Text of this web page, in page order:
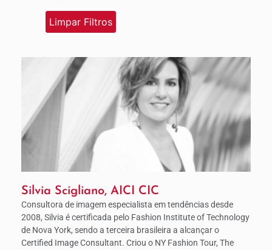
Silvia Scigliano, AICI CIC
Consultora de imagem especialista em tendências desde
2008, Silvia é certificada pelo Fashion Institute of Technology
de Nova York, sendo a terceira brasileira a alcançar o
Certified Image Consultant. Criou o NY Fashion Tour, The